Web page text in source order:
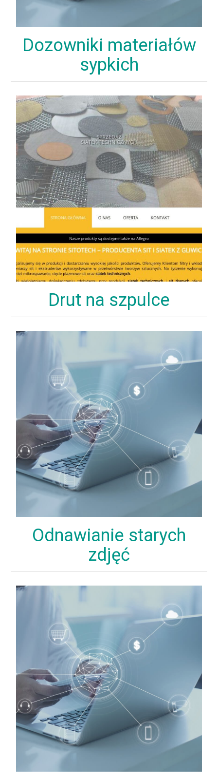
Dozowniki materiałów
sypkich
Drut na szpulce
Odnawianie starych
zdjęć